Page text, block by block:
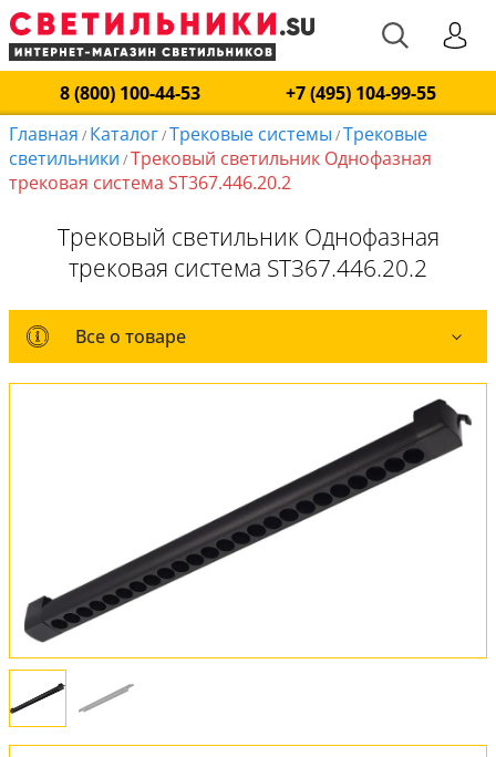
8 (800) 100-44-53
+7 (495) 104-99-55
Главная / Каталог/Трековые системы /Трековые
светильники /Трековый светильник Однофазная
трековая система ST367.446.20.2
Трековый светильник Однофазная
трековая система ST367.446.20.2
Все о товаре
Все о товаре
Оплата и доставка
Обмен и возврат
Установка
FAQ